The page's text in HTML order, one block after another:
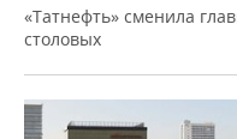
«Татнефть» сменила
столовых